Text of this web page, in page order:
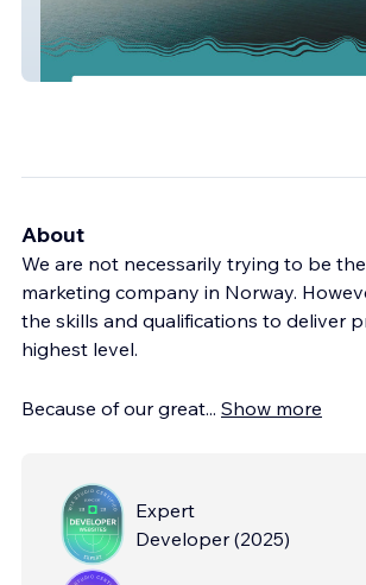
midtimjosa
About
We are not necessarily trying to be
marketing company in Norway.
the skills and qualifications to deliver
highest level.
Because of our great... Show more
Expert
Developer (2025)